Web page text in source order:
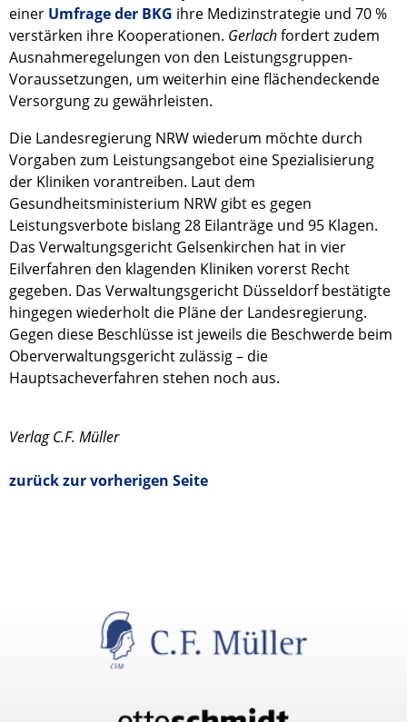
einer Umfrage der BKG ihre Medizinstrategie und 70 %
verstärken ihre Kooperationen. Gerlachfordert zudem
Ausnahmeregelungen von den Leistungsgruppen-
Voraussetzungen, um weiterhin eine flächendeckende
Versorgung zu gewährleisten.
Die Landesregierung NRW wiederum möchte durch
Vorgaben zum Leistungsangebot eine Spezialisierung
der Kliniken vorantreiben. Laut dem
Gesundheitsministerium NRW gibt es gegen
Leistungsverbote bislang 28 Eilanträge und 95 Klagen.
Das Verwaltungsgericht Gelsenkirchen hat in vier
Eilverfahren den klagenden Kliniken vorerst Recht
gegeben. Das Verwaltungsgericht Düsseldorf bestätigte
hingegen wiederholt die Pläne der Landesregierung.
Gegen diese Beschlüsse ist jeweils die Beschwerde beim
Oberverwaltungsgericht zulässig – die
Hauptsacheverfahren stehen noch aus.
Verlag C.F. Müller
zurück zur vorherigen Seite